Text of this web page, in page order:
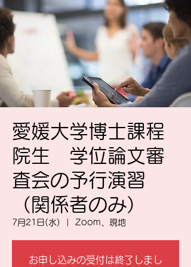
愛媛大学博士課程
院生 学位論文審
査会の予行演習
（関係者のみ）
7月21日(水) Zoom、現地
お申し込みの受付は終了しまし